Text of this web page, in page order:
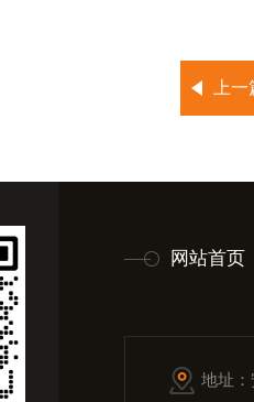
上
网站首页
地址